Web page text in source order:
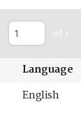
of 1
Language
English